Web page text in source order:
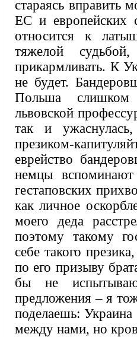
стараясь вправить
ЕС и европейских
относится к
тяжелой
прикармливать. К
не будет.
Польша слишком
львовской
так и
презиком-
еврейство
немцы
гестаповских
как личное
моего деда
поэтому такому
себе такого
по его призыву
бы не
предложения – я
поделаешь:
между нами, но